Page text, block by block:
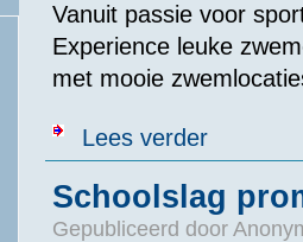
Vanuit passie voor
Experience leuke
met mooie
Lees verderover Rotte
Schoolslag
Gepubliceerd door